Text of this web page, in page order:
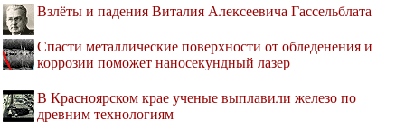
Взлёты и падения Виталия Алексеевича Гассельблата
Спасти металлические поверхности от обледенения и
коррозии поможет наносекундный лазер
В Красноярском крае ученые выплавили железо по
древним технологиям